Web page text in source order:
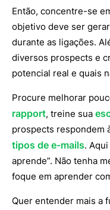
Então, concentre-se
objetivo deve ser
durante as ligações.
diversos prospects e
potencial real e quais
Procure melhorar
rapport, treine sua
prospects respondem
tipos de e-mails.
aprende”. Não tenha
foque em aprender
Quer entender mais a